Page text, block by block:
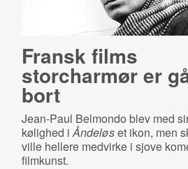
Fransk films
storcharmør er
bort
Jean-Paul Belmondo blev med
kølighed iÅndeløset ikon, men
ville hellere medvirke i sjove
filmkunst.